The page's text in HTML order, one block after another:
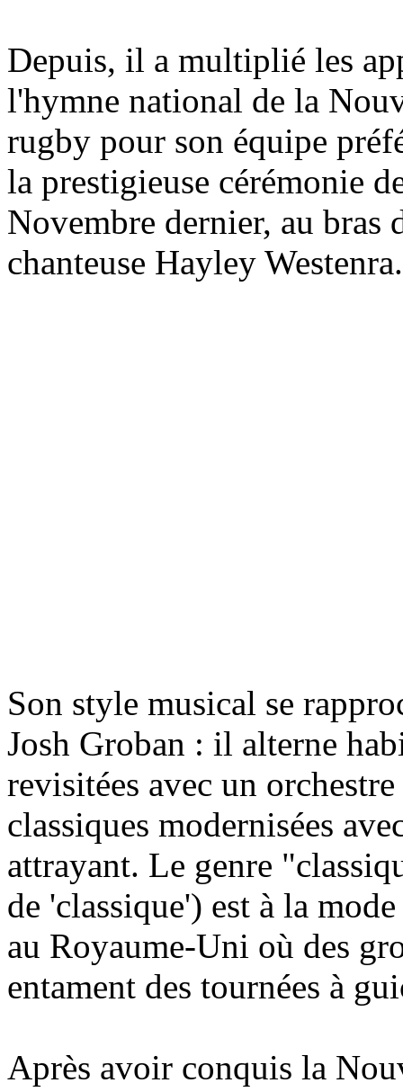
Depuis, il a multiplié les
l'hymne national de la
rugby pour son équipe
la prestigieuse cérémonie
Novembre dernier, au bras
chanteuse Hayley Westenra.
Son style musical se
Josh Groban : il alterne
revisitées avec un
classiques modernisées
attrayant. Le genre
de 'classique') est à la
au Royaume-Uni où des
entament des tournées à
Après avoir conquis la